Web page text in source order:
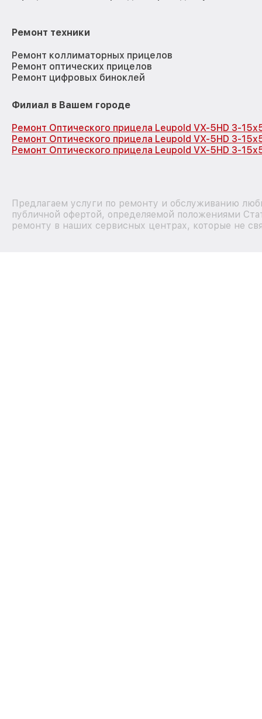
Ремонт техники
Ремонт коллиматорных прицелов
Ремонт оптических прицелов
Ремонт цифровых биноклей
Филиал в Вашем городе
Ремонт Оптического прицела Leupold VX-5HD 3-
Ремонт Оптического прицела Leupold VX-5HD 3-
Ремонт Оптического прицела Leupold VX-5HD 3-
Предлагаем услуги по ремонту и обслуживанию
публичной офертой, определяемой положениями
ремонту в наших сервисных центрах, которые не